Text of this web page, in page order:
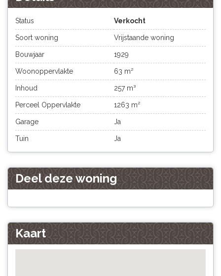
Status Verkocht
Soort woning Vrijstaande woning
Bouwjaar 1929
Woonoppervlakte 63 m²
Inhoud 257 m³
Perceel Oppervlakte 1263 m²
Garage Ja
Tuin Ja
Deel deze woning
Kaart